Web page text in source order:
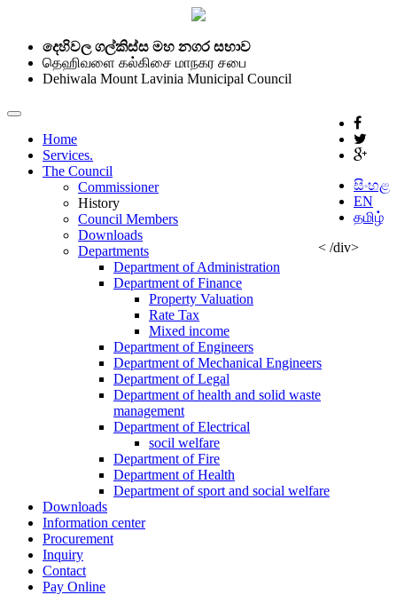
දෙහිවල ගල්කිස්ස මහ නගර සභාව
தெஹிவளை கல்கிசை மாநகர சபை
Dehiwala Mount Lavinia Municipal Council
සිංහළ
EN
தமிழ்
< /div>
Home
Services.
The Council
Commissioner
History
Council Members
Downloads
Departments
Department of Administration
Department of Finance
Property Valuation
Rate Tax
Mixed income
Department of Engineers
Department of Mechanical Engineers
Department of Legal
Department of health and solid waste
management
Department of Electrical
socil welfare
Department of Fire
Department of Health
Department of sport and social welfare
Downloads
Information center
Procurement
Inquiry
Contact
Pay Online